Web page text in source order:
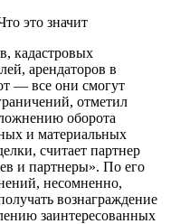
это значит
кадастровых
арендаторов в
— все они смогут
отметил
оборота
и материальных
считает партнер
и партнеры». По его
несомненно,
вознаграждение
заинтересованных